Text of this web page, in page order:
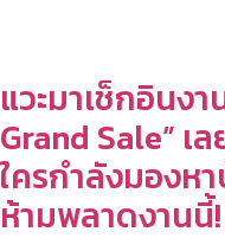
แวะมาเช็กอินง
Grand Sale” เ
ใครกำลังมองห
ห้ามพลาดงานนี้!